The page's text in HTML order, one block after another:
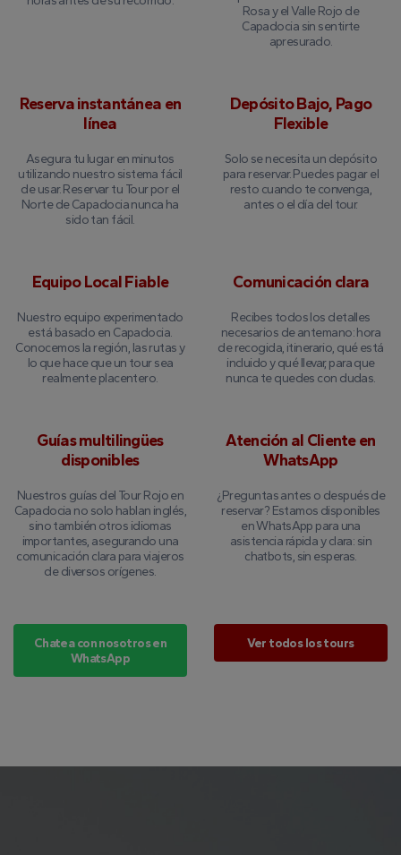
Rosa y el Valle Rojo de
Capadocia sin sentirte
apresurado.
Reserva instantánea en
línea
Asegura tu lugar en minutos
utilizando nuestro sistema fácil
de usar. Reservar tu Tour por el
Norte de Capadocia nunca ha
sido tan fácil.
Depósito Bajo, Pago
Flexible
Solo se necesita un depósito
para reservar. Puedes pagar el
resto cuando te convenga,
antes o el día del tour.
Equipo Local Fiable
Nuestro equipo experimentado
está basado en Capadocia.
Conocemos la región, las rutas y
lo que hace que un tour sea
realmente placentero.
Comunicación clara
Recibes todos los detalles
necesarios de antemano: hora
de recogida, itinerario, qué está
incluido y qué llevar, para que
nunca te quedes con dudas.
Guías multilingües
disponibles
Nuestros guías del Tour Rojo en
Capadocia no solo hablan inglés,
sino también otros idiomas
importantes, asegurando una
comunicación clara para viajeros
de diversos orígenes.
Atención al Cliente en
WhatsApp
¿Preguntas antes o después de
reservar? Estamos disponibles
en WhatsApp para una
asistencia rápida y clara: sin
chatbots, sin esperas.
Chatea con nosotros en
WhatsApp
Ver todos los tours